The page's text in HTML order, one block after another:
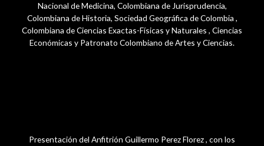
Nacional de Medicina, Colombiana de Jurisprudencia,
Colombiana de Historia, Sociedad Geográfica de Colombia ,
Colombiana de Ciencias Exactas-Físicas y Naturales , Ciencias
Económicas y Patronato Colombiano de Artes y Ciencias.
Presentación del Anfitrión Guillermo Perez Florez , con los